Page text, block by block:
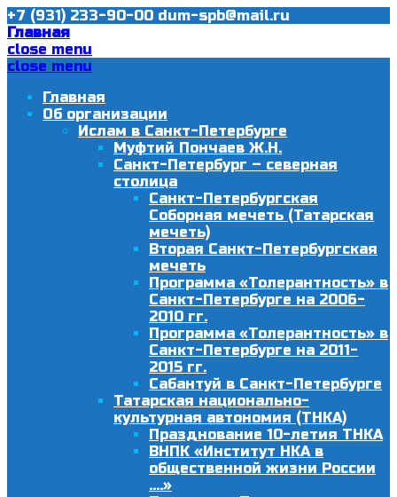
+7 (931) 233-90-00 dum-spb@mail.ru
Главная
close menu
close menu
Главная
Об организации
Ислам в Санкт-Петербурге
Муфтий Пончаев Ж.Н.
Санкт-Петербург – северная
столица
Санкт-Петербургская
Соборная мечеть (Татарская
мечеть)
Вторая Санкт-Петербургская
мечеть
Программа «Толерантность» в
Санкт-Петербурге на 2006-
2010 гг.
Программа «Толерантность» в
Санкт-Петербурге на 2011-
2015 гг.
Сабантуй в Санкт-Петербурге
Татарская национально-
культурная автономия (ТНКА)
Празднование 10-летия ТНКА
ВНПК «Институт НКА в
общественной жизни России
….»